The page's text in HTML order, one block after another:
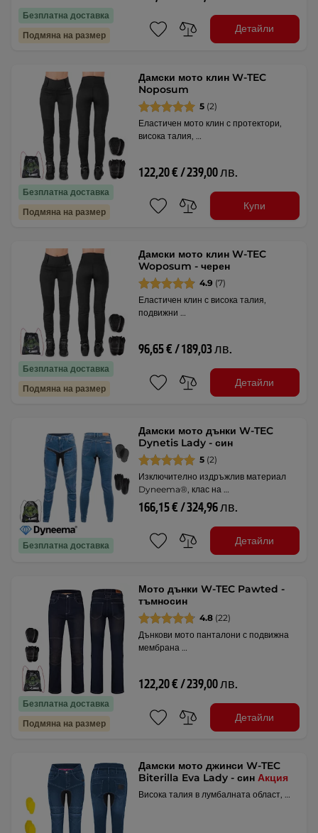
Безплатна доставка
Подмяна на размер
Детайли
Безплатна доставка
Подмяна на размер
Дамски мото клин W-TEC
Noposum
5 (2)
Еластичен мото клин с протектори,
висока талия, …
122,20 € / 239,00 лв.
Купи
Безплатна доставка
Подмяна на размер
Дамски мото клин W-TEC
Woposum - черен
4.9 (7)
Еластичен клин с висока талия,
подвижни …
96,65 € / 189,03 лв.
Детайли
Безплатна доставка
Дамски мото дънки W-TEC
Dynetis Lady - син
5 (2)
Изключително издръжлив материал
Dyneema®, клас на …
166,15 € / 324,96 лв.
Детайли
Безплатна доставка
Подмяна на размер
Мото дънки W-TEC Pawted -
тъмносин
4.8 (22)
Дънкови мото панталони с подвижна
мембрана …
122,20 € / 239,00 лв.
Детайли
Дамски мото джинси W-TEC
Biterilla Eva Lady - синАкция
Висока талия в лумбалната област, …